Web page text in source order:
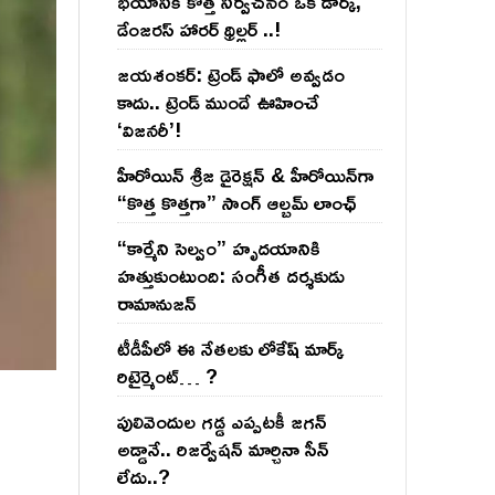
డేంజరస్ హారర్ థ్రిల్లర్ ..!
జయశంకర్: ట్రెండ్‌ ఫాలో అవ్వడం
కాదు.. ట్రెండ్‌ ముందే ఊహించే
‘విజనరీ’!
హీరోయిన్ శ్రీజ డైరెక్ష‌న్ & హీరోయిన్‌గా
“కొత్త కొత్తగా” సాంగ్ ఆల్బమ్ లాంఛ్
“కార్మేని సెల్వం” హృదయానికి
హత్తుకుంటుంది: సంగీత దర్శకుడు
రామానుజన్
టీడీపీలో ఈ నేత‌ల‌కు లోకేష్ మార్క్
రిటైర్మెంట్‌… ?
పులివెందుల గ‌డ్డ ఎప్ప‌ట‌కీ జ‌గ‌న్
అడ్డానే.. రిజ‌ర్వేష‌న్ మార్చినా సీన్
లేదు..?